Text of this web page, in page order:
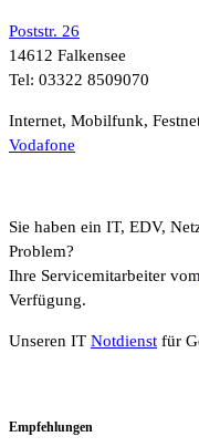
Poststr. 26
14612 Falkensee
Tel: 03322 8509070
Internet, Mobilfunk,
Vodafone
Sie haben ein IT, EDV,
Problem?
Ihre Servicemitarbeiter vom
Verfügung.
Unseren IT Notdienst für
Empfehlungen